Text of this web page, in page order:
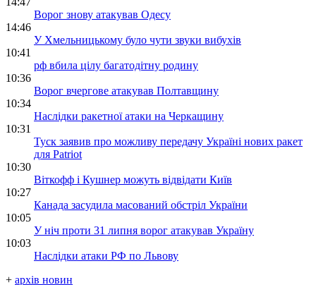
Ворог знову атакував Одесу
14:46
У Хмельницькому було чути звуки вибухів
10:41
рф вбила цілу багатодітну родину
10:36
Ворог вчергове атакував Полтавщину
10:34
Наслідки ракетної атаки на Черкащину
10:31
Туск заявив про можливу передачу Україні нових ракет
для Patriot
10:30
Віткофф і Кушнер можуть відвідати Київ
10:27
Канада засудила масований обстріл України
10:05
У ніч проти 31 липня ворог атакував Україну
10:03
Наслідки атаки РФ по Львову
+ архів новин